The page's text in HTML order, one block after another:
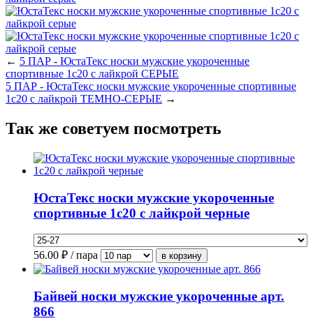
← 5 ПАР - ЮстаТекс носки мужские укороченные
спортивные 1с20 с лайкрой СЕРЫЕ
5 ПАР - ЮстаТекс носки мужские укороченные спортивные
1с20 с лайкрой ТЕМНО-СЕРЫЕ →
Так же советуем посмотреть
ЮстаТекс носки мужские укороченные
спортивные 1с20 с лайкрой черные
56.00 ₽ / пара
Байвей носки мужские укороченные арт.
866